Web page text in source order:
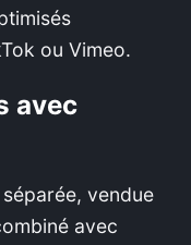
ou Vimeo.
avec
vendue
avec